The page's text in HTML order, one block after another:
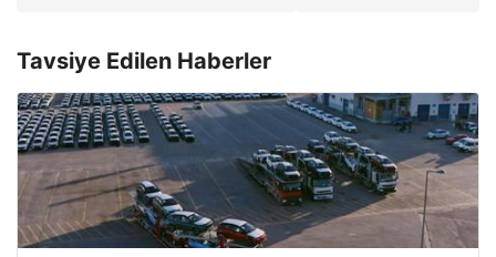
Tavsiye Edilen Haberler